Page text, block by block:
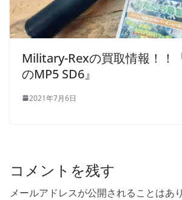
Military-Rexの買取情報！！
のMP5 SD6』
2021年7月6日
コメントを残す
メールアドレスが公開されることはあ